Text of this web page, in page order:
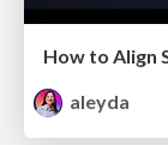
aleyda